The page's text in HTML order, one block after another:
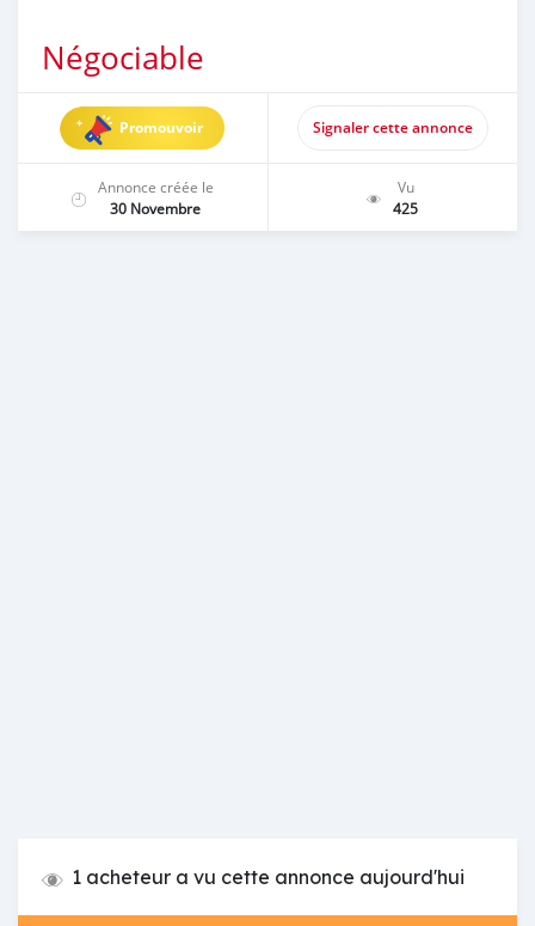
Négociable
Promouvoir Signaler cette annonce
Annonce créée le
30 Novembre
Vu
425
1 acheteur a vu cette annonce aujourd'hui